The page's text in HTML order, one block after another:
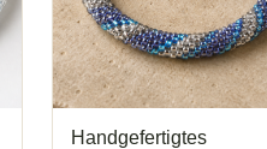
Handgefertigtes